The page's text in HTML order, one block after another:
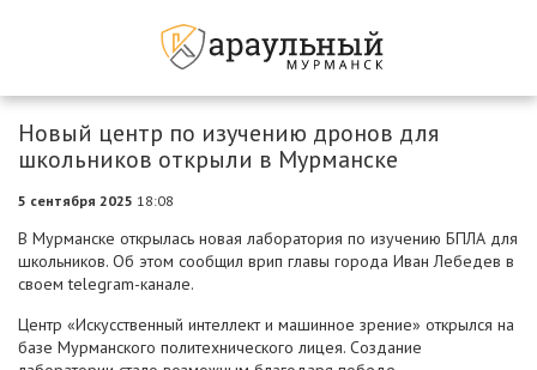
Новый центр по изучению дронов для
школьников открыли в Мурманске
5 сентября 2025 18:08
В Мурманске открылась новая лаборатория по изучению БПЛА для
школьников. Об этом сообщил врип главы города Иван Лебедев в
своем telegram-канале.
Центр «Искусственный интеллект и машинное зрение» открылся на
базе Мурманского политехнического лицея. Создание